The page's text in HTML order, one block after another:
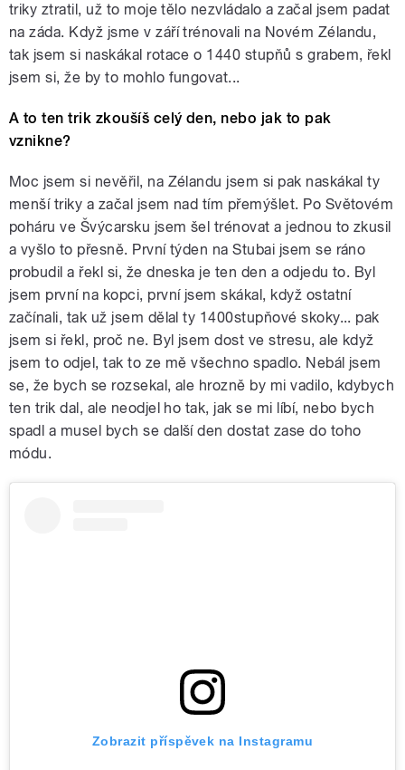
triky ztratil, už to moje tělo nezvládalo a začal jsem padat
na záda. Když jsme v září trénovali na Novém Zélandu,
tak jsem si naskákal rotace o 1440 stupňů s grabem, řekl
jsem si, že by to mohlo fungovat...
A to ten trik zkoušíš celý den, nebo jak to pak
vznikne?
Moc jsem si nevěřil, na Zélandu jsem si pak naskákal ty
menší triky a začal jsem nad tím přemýšlet. Po Světovém
poháru ve Švýcarsku jsem šel trénovat a jednou to zkusil
a vyšlo to přesně. První týden na Stubai jsem se ráno
probudil a řekl si, že dneska je ten den a odjedu to. Byl
jsem první na kopci, první jsem skákal, když ostatní
začínali, tak už jsem dělal ty 1400stupňové skoky... pak
jsem si řekl, proč ne. Byl jsem dost ve stresu, ale když
jsem to odjel, tak to ze mě všechno spadlo. Nebál jsem
se, že bych se rozsekal, ale hrozně by mi vadilo, kdybych
ten trik dal, ale neodjel ho tak, jak se mi líbí, nebo bych
spadl a musel bych se další den dostat zase do toho
módu.
Zobrazit příspěvek na Instagramu